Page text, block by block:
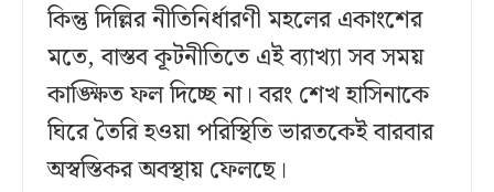
কিন্তু দিল্লির নীতিনির্ধারণী মহলের একাংশের
মতে, বাস্তব কূটনীতিতে এই ব্যাখ্যা সব সময়
কাঙ্ক্ষিত ফল দিচ্ছে না। বরং শেখ হাসিনাকে
ঘিরে তৈরি হওয়া পরিস্থিতি ভারতকেই বারবার
অস্বস্তিকর অবস্থায় ফেলছে।